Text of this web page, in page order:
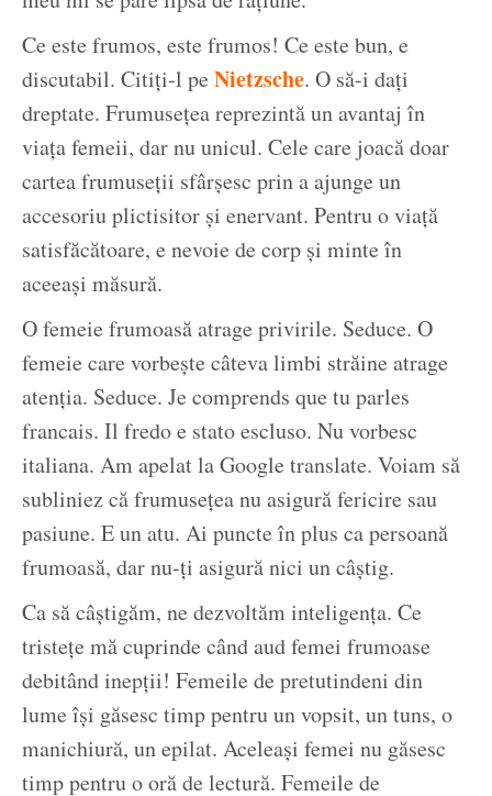
Ce este frumos, este frumos! Ce este bun, e
discutabil. Citiți-l pe Nietzsche. O să-i dați
dreptate. Frumusețea reprezintă un avantaj în
viața femeii, dar nu unicul. Cele care joacă doar
cartea frumuseții sfârșesc prin a ajunge un
accesoriu plictisitor și enervant. Pentru o viață
satisfăcătoare, e nevoie de corp și minte în
aceeași măsură.
O femeie frumoasă atrage privirile. Seduce. O
femeie care vorbește câteva limbi străine atrage
atenția. Seduce. Je comprends que tu parles
francais. Il fredo e stato escluso. Nu vorbesc
italiana. Am apelat la Google translate. Voiam să
subliniez că frumusețea nu asigură fericire sau
pasiune. E un atu. Ai puncte în plus ca persoană
frumoasă, dar nu-ți asigură nici un câștig.
Ca să câștigăm, ne dezvoltăm inteligența. Ce
tristețe mă cuprinde când aud femei frumoase
debitând inepții! Femeile de pretutindeni din
lume își găsesc timp pentru un vopsit, un tuns, o
manichiură, un epilat. Aceleași femei nu găsesc
timp pentru o oră de lectură. Femeile de